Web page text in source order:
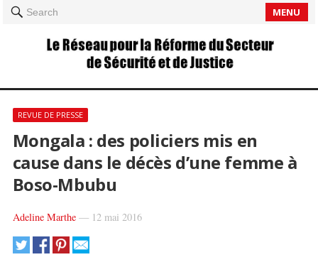
Search MENU
REVUE DE PRESSE
Mongala : des policiers mis en
cause dans le décès d’une femme à
Boso-Mbubu
Adeline Marthe— 12 mai 2016